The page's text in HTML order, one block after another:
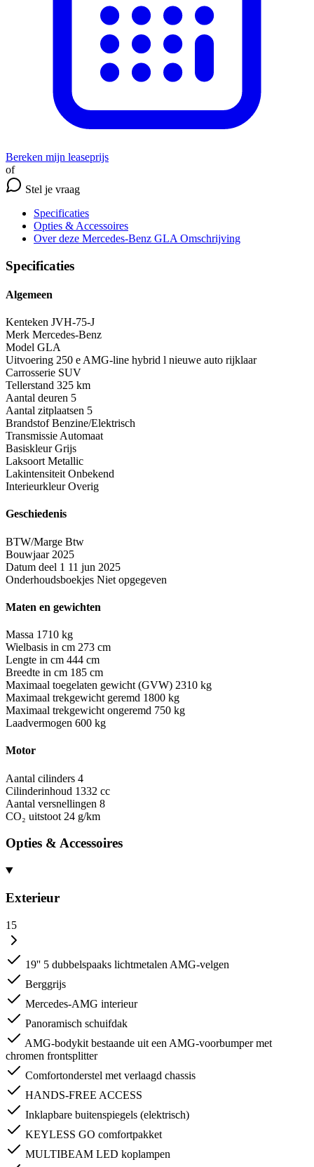
Bereken mijn leaseprijs
of
Stel je vraag
Specificaties
Opties & Accessoires
Over deze Mercedes-Benz GLA Omschrijving
Specificaties
Algemeen
Kenteken JVH-75-J
Merk Mercedes-Benz
Model GLA
Uitvoering 250 e AMG-line hybrid l nieuwe auto rijklaar
Carrosserie SUV
Tellerstand 325 km
Aantal deuren 5
Aantal zitplaatsen 5
Brandstof Benzine/Elektrisch
Transmissie Automaat
Basiskleur Grijs
Laksoort Metallic
Lakintensiteit Onbekend
Interieurkleur Overig
Geschiedenis
BTW/Marge Btw
Bouwjaar 2025
Datum deel 1 11 jun 2025
Onderhoudsboekjes Niet opgegeven
Maten en gewichten
Massa 1710 kg
Wielbasis in cm 273 cm
Lengte in cm 444 cm
Breedte in cm 185 cm
Maximaal toegelaten gewicht (GVW) 2310 kg
Maximaal trekgewicht geremd 1800 kg
Maximaal trekgewicht ongeremd 750 kg
Laadvermogen 600 kg
Motor
Aantal cilinders 4
Cilinderinhoud 1332 cc
Aantal versnellingen 8
CO₂ uitstoot 24 g/km
Opties & Accessoires
Exterieur
15
19'' 5 dubbelspaaks lichtmetalen AMG-velgen
Berggrijs
Mercedes-AMG interieur
Panoramisch schuifdak
AMG-bodykit bestaande uit een AMG-voorbumper met
chromen frontsplitter
Comfortonderstel met verlaagd chassis
HANDS-FREE ACCESS
Inklapbare buitenspiegels (elektrisch)
KEYLESS GO comfortpakket
MULTIBEAM LED koplampen